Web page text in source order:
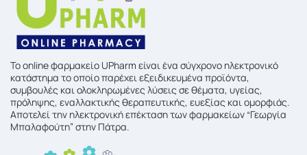
To online φαρμακείο UPharm είναι ένα σύγχρονο ηλεκτρονικό
κατάστημα το οποίο παρέχει εξειδικευμένα προϊόντα,
συμβουλές και ολοκληρωμένες λύσεις σε θέματα, υγείας,
πρόληψης, εναλλακτικής θεραπευτικής, ευεξίας και ομορφιάς.
Αποτελεί την ηλεκτρονική επέκταση των φαρμακείων “Γεωργία
Μπαλαφούτη” στην Πάτρα.